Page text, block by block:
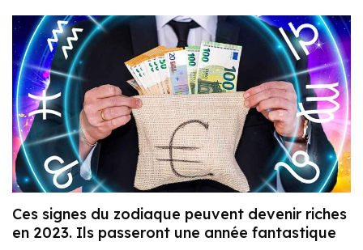
Ces signes du zodiaque peuvent devenir riches
en 2023. Ils passeront une année fantastique